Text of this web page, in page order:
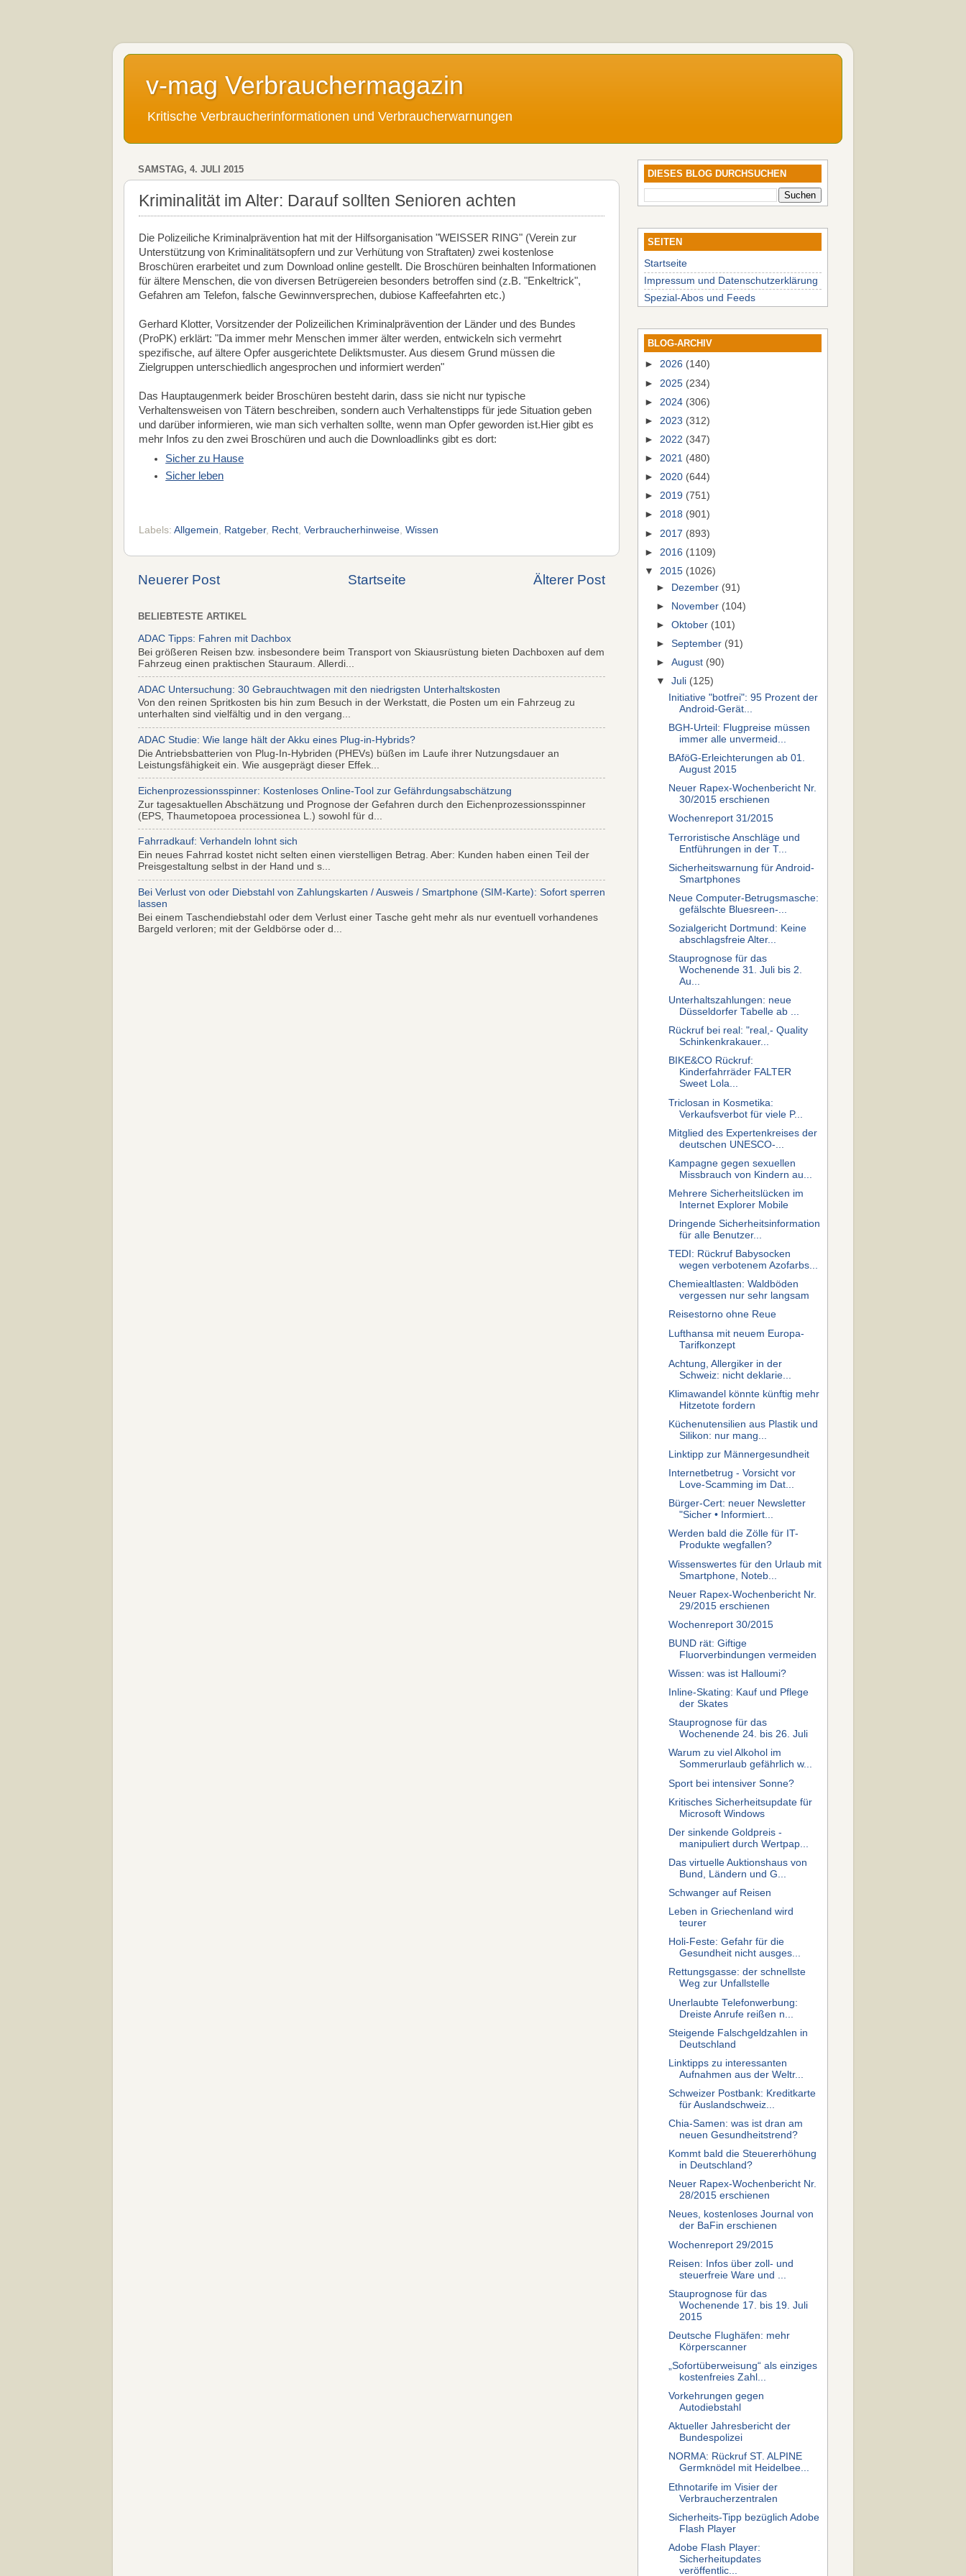
v-mag Verbrauchermagazin
Kritische Verbraucherinformationen und Verbraucherwarnungen
SAMSTAG, 4. JULI 2015
Kriminalität im Alter: Darauf sollten Senioren achten
Die Polizeiliche Kriminalprävention hat mit der Hilfsorganisation "WEISSER RING" (Verein zur
Unterstützung von Kriminalitätsopfern und zur Verhütung von Straftaten) zwei kostenlose
Broschüren erarbeitet und zum Download online gestellt. Die Broschüren beinhalten Informationen
für ältere Menschen, die von diversen Betrügereien besonders betroffen sind (z.B. "Enkeltrick",
Gefahren am Telefon, falsche Gewinnversprechen, dubiose Kaffeefahrten etc.)
Gerhard Klotter, Vorsitzender der Polizeilichen Kriminalprävention der Länder und des Bundes
(ProPK) erklärt: "Da immer mehr Menschen immer älter werden, entwickeln sich vermehrt
spezifische, auf ältere Opfer ausgerichtete Deliktsmuster. Aus diesem Grund müssen die
Zielgruppen unterschiedlich angesprochen und informiert werden"
Das Hauptaugenmerk beider Broschüren besteht darin, dass sie nicht nur typische
Verhaltensweisen von Tätern beschreiben, sondern auch Verhaltenstipps für jede Situation geben
und darüber informieren, wie man sich verhalten sollte, wenn man Opfer geworden ist.Hier gibt es
mehr Infos zu den zwei Broschüren und auch die Downloadlinks gibt es dort:
Sicher zu Hause
Sicher leben
Labels: Allgemein, Ratgeber, Recht, Verbraucherhinweise, Wissen
Neuerer Post Älterer Post
Startseite
BELIEBTESTE ARTIKEL
ADAC Tipps: Fahren mit Dachbox
Bei größeren Reisen bzw. insbesondere beim Transport von Skiausrüstung bieten Dachboxen auf dem
Fahrzeug einen praktischen Stauraum. Allerdi...
ADAC Untersuchung: 30 Gebrauchtwagen mit den niedrigsten Unterhaltskosten
Von den reinen Spritkosten bis hin zum Besuch in der Werkstatt, die Posten um ein Fahrzeug zu
unterhalten sind vielfältig und in den vergang...
ADAC Studie: Wie lange hält der Akku eines Plug-in-Hybrids?
Die Antriebsbatterien von Plug-In-Hybriden (PHEVs) büßen im Laufe ihrer Nutzungsdauer an
Leistungsfähigkeit ein. Wie ausgeprägt dieser Effek...
Eichenprozessionsspinner: Kostenloses Online-Tool zur Gefährdungsabschätzung
Zur tagesaktuellen Abschätzung und Prognose der Gefahren durch den Eichenprozessionsspinner
(EPS, Thaumetopoea processionea L.) sowohl für d...
Fahrradkauf: Verhandeln lohnt sich
Ein neues Fahrrad kostet nicht selten einen vierstelligen Betrag. Aber: Kunden haben einen Teil der
Preisgestaltung selbst in der Hand und s...
Bei Verlust von oder Diebstahl von Zahlungskarten / Ausweis / Smartphone (SIM-Karte): Sofort sperren
lassen
Bei einem Taschendiebstahl oder dem Verlust einer Tasche geht mehr als nur eventuell vorhandenes
Bargeld verloren; mit der Geldbörse oder d...
DIESES BLOG DURCHSUCHEN
SEITEN
Startseite
Impressum und Datenschutzerklärung
Spezial-Abos und Feeds
BLOG-ARCHIV
► 2026 (140)
► 2025 (234)
► 2024 (306)
► 2023 (312)
► 2022 (347)
► 2021 (480)
► 2020 (644)
► 2019 (751)
► 2018 (901)
► 2017 (893)
► 2016 (1109)
▼ 2015 (1026)
► Dezember (91)
► November (104)
►Oktober (101)
►September (91)
►August (90)
▼Juli (125)
Initiative "botfrei": 95 Prozent der
Android-Gerät...
BGH-Urteil: Flugpreise müssen
immer alle unvermeid...
BAföG-Erleichterungen ab 01.
August 2015
Neuer Rapex-Wochenbericht Nr.
30/2015 erschienen
Wochenreport 31/2015
Terroristische Anschläge und
Entführungen in der T...
Sicherheitswarnung für Android-
Smartphones
Neue Computer-Betrugsmasche:
gefälschte Bluesreen-...
Sozialgericht Dortmund: Keine
abschlagsfreie Alter...
Stauprognose für das
Wochenende 31. Juli bis 2.
Au...
Unterhaltszahlungen: neue
Düsseldorfer Tabelle ab ...
Rückruf bei real: "real,- Quality
Schinkenkrakauer...
BIKE&CO Rückruf:
Kinderfahrräder FALTER
Sweet Lola...
Triclosan in Kosmetika:
Verkaufsverbot für viele P...
Mitglied des Expertenkreises der
deutschen UNESCO-...
Kampagne gegen sexuellen
Missbrauch von Kindern au...
Mehrere Sicherheitslücken im
Internet Explorer Mobile
Dringende Sicherheitsinformation
für alle Benutzer...
TEDI: Rückruf Babysocken
wegen verbotenem Azofarbs...
Chemiealtlasten: Waldböden
vergessen nur sehr langsam
Reisestorno ohne Reue
Lufthansa mit neuem Europa-
Tarifkonzept
Achtung, Allergiker in der
Schweiz: nicht deklarie...
Klimawandel könnte künftig mehr
Hitzetote fordern
Küchenutensilien aus Plastik und
Silikon: nur mang...
Linktipp zur Männergesundheit
Internetbetrug - Vorsicht vor
Love-Scamming im Dat...
Bürger-Cert: neuer Newsletter
"Sicher • Informiert...
Werden bald die Zölle für IT-
Produkte wegfallen?
Wissenswertes für den Urlaub mit
Smartphone, Noteb...
Neuer Rapex-Wochenbericht Nr.
29/2015 erschienen
Wochenreport 30/2015
BUND rät: Giftige
Fluorverbindungen vermeiden
Wissen: was ist Halloumi?
Inline-Skating: Kauf und Pflege
der Skates
Stauprognose für das
Wochenende 24. bis 26. Juli
Warum zu viel Alkohol im
Sommerurlaub gefährlich w...
Sport bei intensiver Sonne?
Kritisches Sicherheitsupdate für
Microsoft Windows
Der sinkende Goldpreis -
manipuliert durch Wertpap...
Das virtuelle Auktionshaus von
Bund, Ländern und G...
Schwanger auf Reisen
Leben in Griechenland wird
teurer
Holi-Feste: Gefahr für die
Gesundheit nicht ausges...
Rettungsgasse: der schnellste
Weg zur Unfallstelle
Unerlaubte Telefonwerbung:
Dreiste Anrufe reißen n...
Steigende Falschgeldzahlen in
Deutschland
Linktipps zu interessanten
Aufnahmen aus der Weltr...
Schweizer Postbank: Kreditkarte
für Auslandschweiz...
Chia-Samen: was ist dran am
neuen Gesundheitstrend?
Kommt bald die Steuererhöhung
in Deutschland?
Neuer Rapex-Wochenbericht Nr.
28/2015 erschienen
Neues, kostenloses Journal von
der BaFin erschienen
Wochenreport 29/2015
Reisen: Infos über zoll- und
steuerfreie Ware und ...
Stauprognose für das
Wochenende 17. bis 19. Juli
2015
Deutsche Flughäfen: mehr
Körperscanner
„Sofortüberweisung“ als einziges
kostenfreies Zahl...
Vorkehrungen gegen
Autodiebstahl
Aktueller Jahresbericht der
Bundespolizei
NORMA: Rückruf ST. ALPINE
Germknödel mit Heidelbee...
Ethnotarife im Visier der
Verbraucherzentralen
Sicherheits-Tipp bezüglich Adobe
Flash Player
Adobe Flash Player:
Sicherheitupdates
veröffentlic...